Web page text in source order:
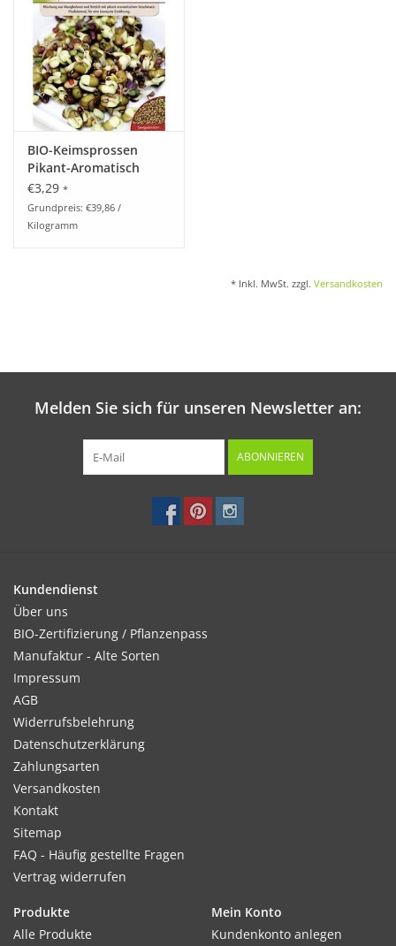
BIO-Keimsprossen
Pikant-Aromatisch
€3,29 *
Grundpreis: €39,86 /
Kilogramm
* Inkl. MwSt. zzgl. Versandkosten
Melden Sie sich für unseren Newsletter an:
ABONNIEREN
Kundendienst
Über uns
BIO-Zertifizierung / Pflanzenpass
Manufaktur - Alte Sorten
Impressum
AGB
Widerrufsbelehrung
Datenschutzerklärung
Zahlungsarten
Versandkosten
Kontakt
Sitemap
FAQ - Häufig gestellte Fragen
Vertrag widerrufen
Produkte
Alle Produkte
Mein Konto
Kundenkonto anlegen